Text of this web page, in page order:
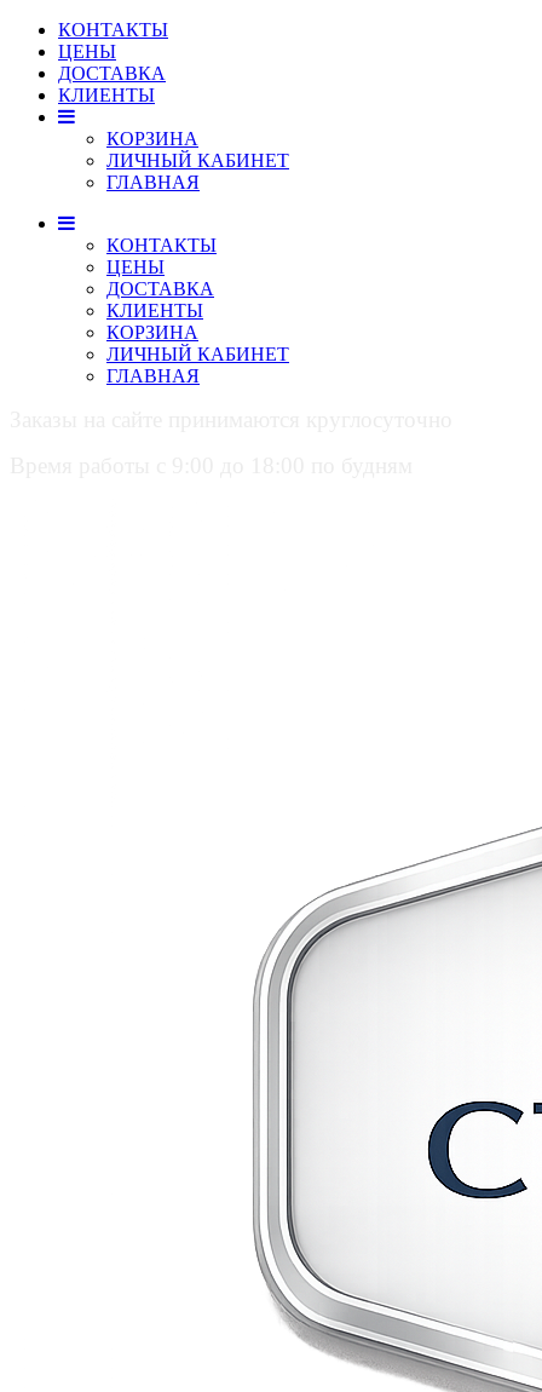
КОНТАКТЫ
ЦЕНЫ
ДОСТАВКА
КЛИЕНТЫ
КОРЗИНА
ЛИЧНЫЙ КАБИНЕТ
ГЛАВНАЯ
КОНТАКТЫ
ЦЕНЫ
ДОСТАВКА
КЛИЕНТЫ
КОРЗИНА
ЛИЧНЫЙ КАБИНЕТ
ГЛАВНАЯ